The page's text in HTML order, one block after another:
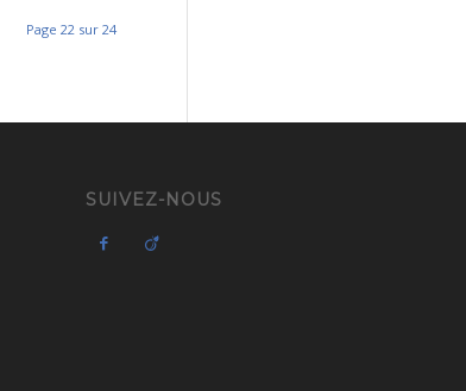
Page 22 sur 24
SUIVEZ-NOUS